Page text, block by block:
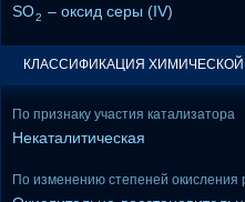
SO2 – оксид серы (IV)
КЛАССИФИКАЦИЯ ХИМИЧЕСКОЙ
По признаку участия катализатора
Некаталитическая
По изменению степеней окисления